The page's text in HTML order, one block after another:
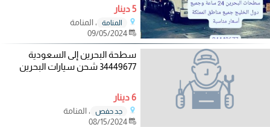
5 دينار
المنامة
، المنامة
09/05/2024
سطحة البحرين إلى السعودية
34449677 شحن سيارات البحرين
6 دينار
جد حفص
، المنامة
08/15/2024